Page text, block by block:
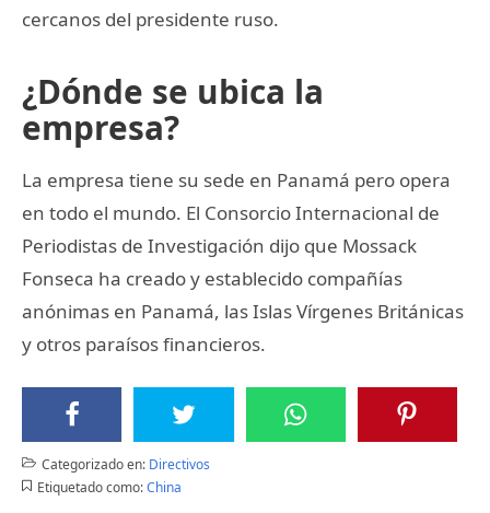
cercanos del presidente ruso.
¿Dónde se ubica la
empresa?
La empresa tiene su sede en Panamá pero opera
en todo el mundo. El Consorcio Internacional de
Periodistas de Investigación dijo que Mossack
Fonseca ha creado y establecido compañías
anónimas en Panamá, las Islas Vírgenes Británicas
y otros paraísos financieros.
Categorizado en: Directivos
Etiquetado como: China